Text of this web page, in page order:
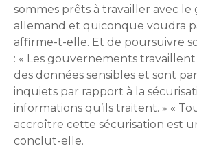
sommes prêts à travailler avec
allemand et quiconque voudra
affirme-t-elle. Et de poursuivre
: « Les gouvernements
des données sensibles et sont
inquiets par rapport à la
informations qu’ils traitent. » «
accroître cette sécurisation est
conclut-elle.